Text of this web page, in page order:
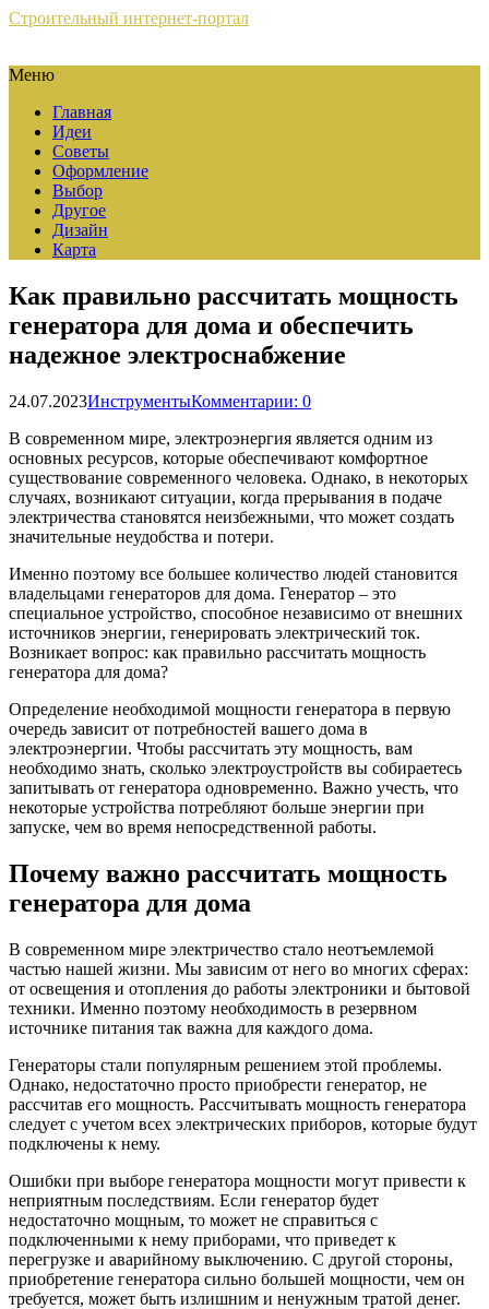
Строительный интернет-портал
Меню
Главная
Идеи
Советы
Оформление
Выбор
Другое
Дизайн
Карта
Как правильно рассчитать мощность
генератора для дома и обеспечить
надежное электроснабжение
24.07.2023ИнструментыКомментарии: 0
В современном мире, электроэнергия является одним из
основных ресурсов, которые обеспечивают комфортное
существование современного человека. Однако, в некоторых
случаях, возникают ситуации, когда прерывания в подаче
электричества становятся неизбежными, что может создать
значительные неудобства и потери.
Именно поэтому все большее количество людей становится
владельцами генераторов для дома. Генератор – это
специальное устройство, способное независимо от внешних
источников энергии, генерировать электрический ток.
Возникает вопрос: как правильно рассчитать мощность
генератора для дома?
Определение необходимой мощности генератора в первую
очередь зависит от потребностей вашего дома в
электроэнергии. Чтобы рассчитать эту мощность, вам
необходимо знать, сколько электроустройств вы собираетесь
запитывать от генератора одновременно. Важно учесть, что
некоторые устройства потребляют больше энергии при
запуске, чем во время непосредственной работы.
Почему важно рассчитать мощность
генератора для дома
В современном мире электричество стало неотъемлемой
частью нашей жизни. Мы зависим от него во многих сферах:
от освещения и отопления до работы электроники и бытовой
техники. Именно поэтому необходимость в резервном
источнике питания так важна для каждого дома.
Генераторы стали популярным решением этой проблемы.
Однако, недостаточно просто приобрести генератор, не
рассчитав его мощность. Рассчитывать мощность генератора
следует с учетом всех электрических приборов, которые будут
подключены к нему.
Ошибки при выборе генератора мощности могут привести к
неприятным последствиям. Если генератор будет
недостаточно мощным, то может не справиться с
подключенными к нему приборами, что приведет к
перегрузке и аварийному выключению. С другой стороны,
приобретение генератора сильно большей мощности, чем он
требуется, может быть излишним и ненужным тратой денег.